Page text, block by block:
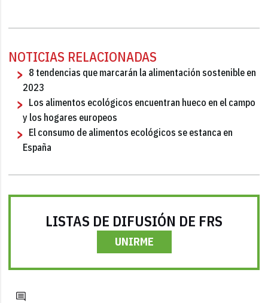
NOTICIAS RELACIONADAS
8 tendencias que marcarán la alimentación sostenible en
2023
Los alimentos ecológicos encuentran hueco en el campo
y los hogares europeos
El consumo de alimentos ecológicos se estanca en
España
LISTAS DE DIFUSIÓN DE FRS
UNIRME